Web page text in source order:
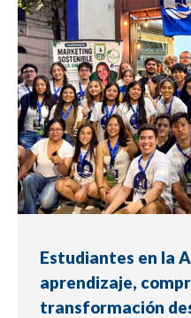
Estudiantes en la
aprendizaje,
transformación